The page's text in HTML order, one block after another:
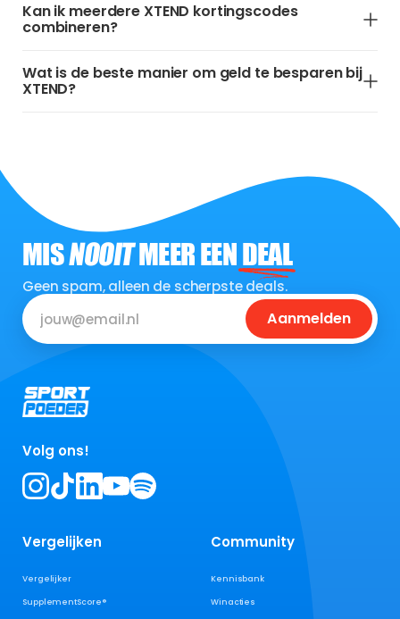
Kan ik meerdere XTEND kortingscodes
combineren?
Wat is de beste manier om geld te besparen bij
XTEND?
MISNOOITMEER EENDEAL
Geen spam, alleen de scherpste deals.
Aanmelden
Volg ons!
Vergelijken
Vergelijker
SupplementScore®
Community
Kennisbank
Winacties